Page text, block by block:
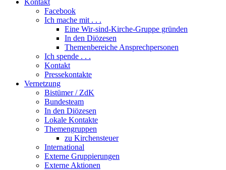
Kontakt
Facebook
Ich mache mit . . .
Eine Wir-sind-Kirche-Gruppe gründen
In den Diözesen
Themenbereiche Ansprechpersonen
Ich spende . . .
Kontakt
Pressekontakte
Vernetzung
Bistümer / ZdK
Bundesteam
In den Diözesen
Lokale Kontakte
Themengruppen
zu Kirchensteuer
International
Externe Gruppierungen
Externe Aktionen